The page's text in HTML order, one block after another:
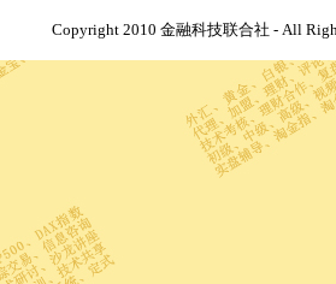
Copyright 2010 金融科技联合社 - All